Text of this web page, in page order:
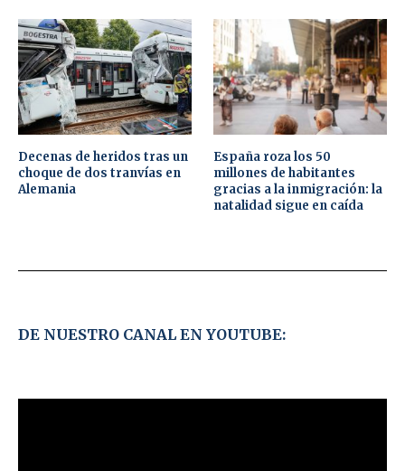
Decenas de heridos tras un
choque de dos tranvías en
Alemania
España roza los 50
millones de habitantes
gracias a la inmigración: la
natalidad sigue en caída
DE NUESTRO CANAL EN YOUTUBE: